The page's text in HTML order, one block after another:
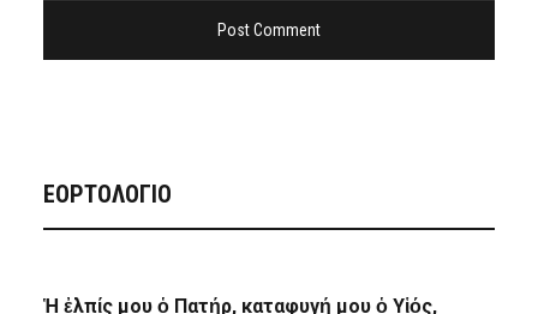
ΕΟΡΤΟΛΟΓΙΟ
Ἡ ἐλπίς μου ὁ Πατήρ, καταφυγή μου ὁ Υἱός,